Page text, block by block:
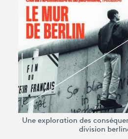
connexion
Avantages fidélité
Une exploration des
division